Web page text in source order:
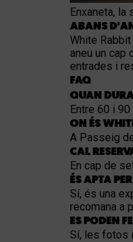
Enxaneta, la
ABANS
White
aneu un cap
entrades i
FAQ
QUAN
Entre 60 i
ON ÉS
A Passeig
CAL
En cap de
ÉS APTA
Sí, és una
recomana a
ES PODEN
Sí, les fotos